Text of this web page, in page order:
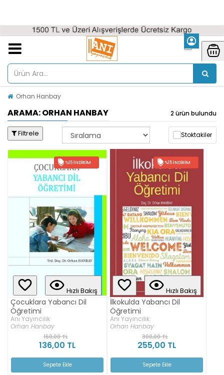
Orhan Hanbay
ARAMA: ORHAN HANBAY 2 ürün bulundu
Filtrele Stoktakiler
%15 İNDIRIM
Hızlı Bakış
Çocuklara Yabancı Dil
Öğretimi
Anı Yayıncılık
Orhan Hanbay
160,00 TL
136,00 TL
Sepete Ekle
%15 İNDIRIM
Hızlı Bakış
İlkokulda Yabancı Dil
Öğretimi
Anı Yayıncılık
Orhan Hanbay
300,00 TL
255,00 TL
Sepete Ekle